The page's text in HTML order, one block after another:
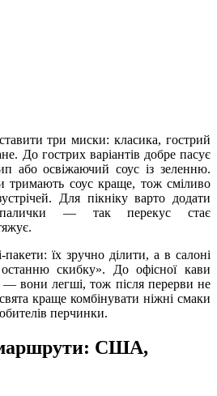
три миски: класика, гострий
До гострих варіантів добре пасує
або освіжаючий соус із зеленню.
тримають соус краще, тож сміливо
Для пікніку варто додати
— так перекус стає
їх зручно ділити, а в салоні
скибку». До офісної кави
— вони легші, тож після перерви не
краще комбінувати ніжні смаки
перчинки.
маршрути: США,